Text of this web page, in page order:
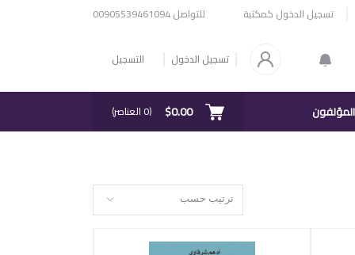
تسجيل الدخول كمكتبة للتواصل00905539461094
تسجيل الدخول التسجيل
المؤلفون $0.00
(
0 العناصر)
ترتيب حسب